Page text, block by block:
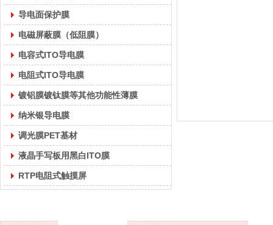
导电面保护膜
电磁屏蔽膜（低阻膜）
电容式ITO导电膜
电阻式ITO导电膜
镀铝膜镀钛膜等其他功能性薄膜
纳米银导电膜
调光膜PET基材
液晶手写板用黑白ITO膜
RTP电阻式触摸屏